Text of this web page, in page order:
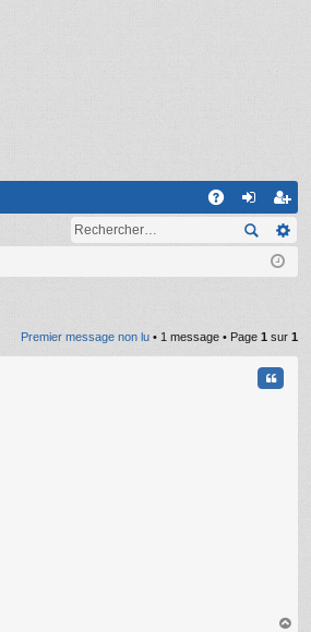
on ns
cri
Premier message non lu • 1 message • Page 1 sur 1